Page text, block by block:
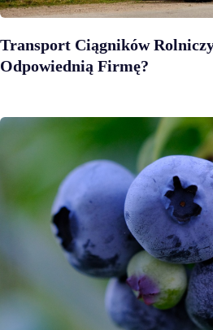
Transport Ciągników
Odpowiednią Firmę?